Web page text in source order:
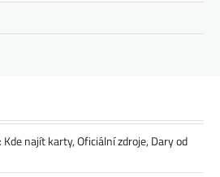
najít karty, Oficiální zdroje, Dary od